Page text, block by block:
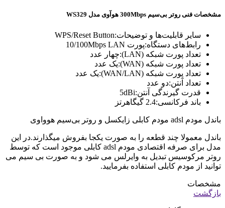
مشخصات فنی روتر بی‌سیم 300Mbps هوآوی مدل WS329
سایر قابلیت‌ها و توضیحات:WPS/Reset Button
رابط‌های دستگاه:پورت 10/100Mbps LAN
تعداد پورت شبکه (LAN):
چهار عدد
تعداد پورت شبکه (WAN):
یک عدد
تعداد پورت شبکه (WAN/LAN):
یک عدد
تعداد آنتن:دو عدد
قدرت گیرندگی آنتن:5dBi
باند فرکانسی:2.4 گیگاهرتز
باندل مودم adsl مودم کابلی زایکسل و روتر بی‌سیم هوواوی
باندل معمولا چند قطعه را به صورت یکجا بفروش میگذارند.در این
مدل برای صرفه اقتصادی مودم adsl کابلی موجود است که توسط
روتر مرکوسیس تبدیل به وایرلس می شود و به صورت بی سیم می
توانید از مودم کابلی استفاده بفرمایید.
مشخصات
بازگشت